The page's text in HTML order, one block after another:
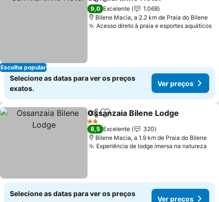
Escolha popular
PartilharAdicionar aos favoritos
9,0 Excelente
1.068
Bilene Macia, a 2.2 km de Praia do Bilene
Acesso direto à praia e esportes aquáticos
Selecione as datas para ver os preços
exatos.
Ver preços
PartilharAdicionar aos favoritos
Ossanzaia Bilene Lodge
2 Estrelas
8,5 Excelente
320
Bilene Macia, a 1.9 km de Praia do Bilene
Experiência de lodge imersa na natureza
Selecione as datas para ver os preços
Ver preços